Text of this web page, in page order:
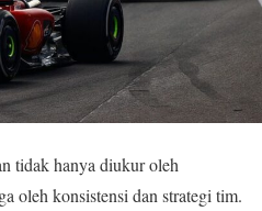
tidak hanya diukur oleh
oleh konsistensi dan strategi tim.